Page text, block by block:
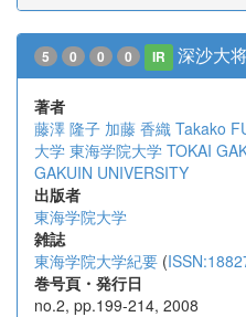
5 0 0 0 IR 深沙大
著者
藤澤 隆子 加藤 香織 Takako
大学 東海学院大学 TOKAI
GAKUIN UNIVERSITY
出版者
東海学院大学
雑誌
東海学院大学紀要 (
巻号頁・発行日
no.2, pp.199-214, 2008